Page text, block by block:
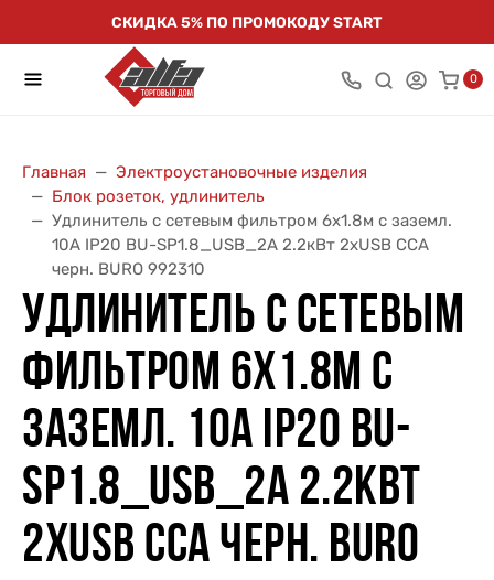
СКИДКА 5% ПО ПРОМОКОДУ START
0
Главная
Электроустановочные изделия
Блок розеток, удлинитель
Удлинитель с сетевым фильтром 6х1.8м с заземл.
10А IP20 BU-SP1.8_USB_2A 2.2кВт 2хUSB CCA
черн. BURO 992310
УДЛИНИТЕЛЬ С СЕТЕВЫМ
ФИЛЬТРОМ 6Х1.8М С
ЗАЗЕМЛ. 10А IP20 BU-
SP1.8_USB_2A 2.2КВТ
2ХUSB CCA ЧЕРН. BURO